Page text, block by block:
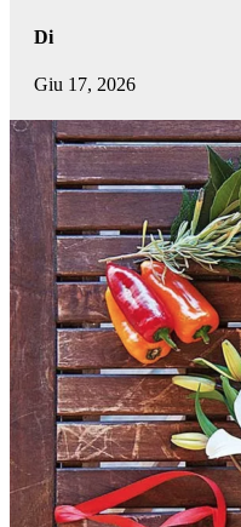
Di
Giu 17, 2026